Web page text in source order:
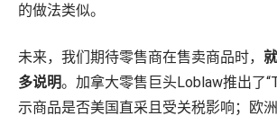
的做法类似。
未来，我们期待零售商在售卖商品时，
多说明。加拿大零售巨头Loblaw推出了
示商品是否美国直采且受关税影响；欧